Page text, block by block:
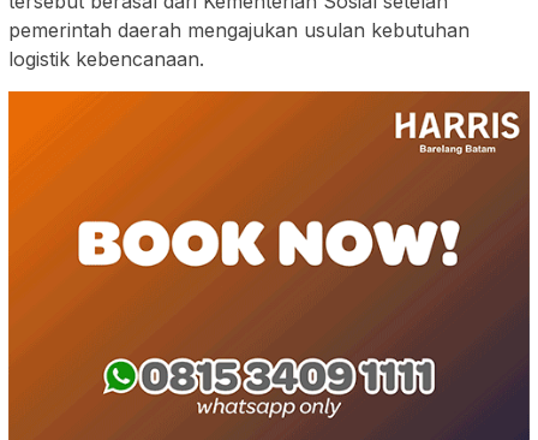
pemerintah daerah mengajukan usulan kebutuhan
logistik kebencanaan.